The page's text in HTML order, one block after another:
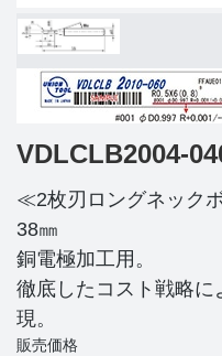
VDLCLB2004-
≪2枚刃ロングネック
38㎜
銅電極加工用。
徹底したコスト戦略
現。
販売価格